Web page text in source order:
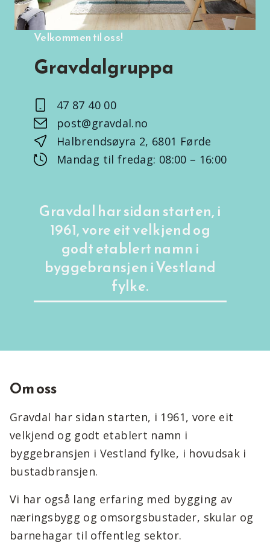
Velkommen til oss!
Gravdalgruppa
47 87 40 00
post@gravdal.no
Halbrendsøyra 2, 6801 Førde
Mandag til fredag: 08:00 – 16:00
Gravdal har sidan starten, i
1961, vore eit velkjend og
godt etablert namn i
byggebransjen i Vestland
fylke.
Om oss
Gravdal har sidan starten, i 1961, vore eit
velkjend og godt etablert namn i
byggebransjen i Vestland fylke, i hovudsak i
bustadbransjen.
Vi har også lang erfaring med bygging av
næringsbygg og omsorgsbustader, skular og
barnehagar til offentleg sektor.